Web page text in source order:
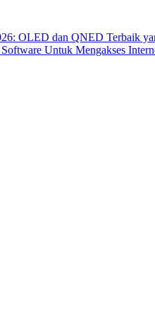
OLED dan QNED Terbaik
Untuk Mengakses